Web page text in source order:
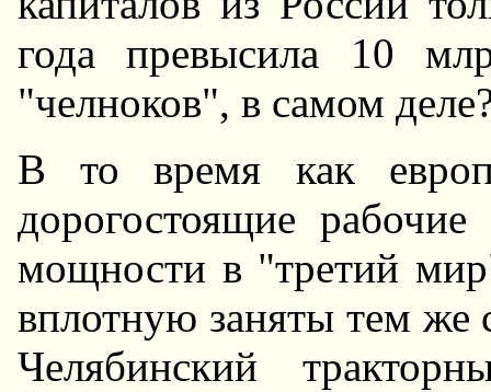
года превысила 10
"челноков", в самом
В то время как
дорогостоящие
мощности в "третий
вплотную заняты тем
Челябинский